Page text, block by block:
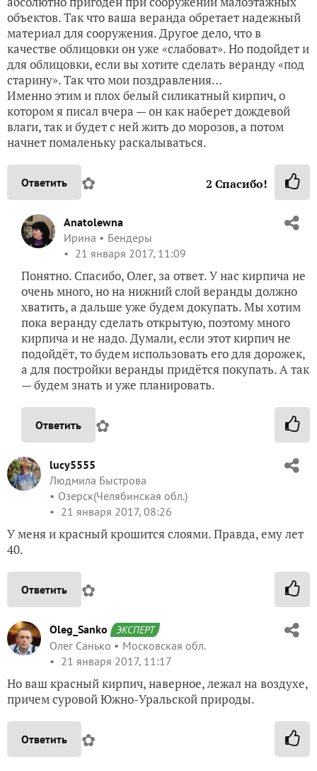
объектов. Так что ваша веранда обретает надежный
материал для сооружения. Другое дело, что в
качестве облицовки он уже «слабоват». Но подойдет и
для облицовки, если вы хотите сделать веранду «под
старину». Так что мои поздравления…
Именно этим и плох белый силикатный кирпич, о
котором я писал вчера — он как наберет дождевой
влаги, так и будет с ней жить до морозов, а потом
начнет помаленьку раскалываться.
Ответить ✿ 2 Спасибо!
Anatolewna
Ирина
Бендеры
21 января 2017, 11:09
Понятно. Спасибо, Олег, за ответ. У нас кирпича не
очень много, но на нижний слой веранды должно
хватить, а дальше уже будем докупать. Мы хотим
пока веранду сделать открытую, поэтому много
кирпича и не надо. Думали, если этот кирпич не
подойдёт, то будем использовать его для дорожек,
а для постройки веранды придётся покупать. А так
— будем знать и уже планировать.
Ответить ✿
lucy5555
Людмила Быстрова
Озерск(Челябинская обл.)
21 января 2017, 08:26
У меня и красный крошится слоями. Правда, ему лет
40.
Ответить ✿
Oleg_Sanko ЭКСПЕРТ
Олег Санько
Московская обл.
21 января 2017, 11:17
Но ваш красный кирпич, наверное, лежал на воздухе,
причем суровой Южно-Уральской природы.
Ответить ✿